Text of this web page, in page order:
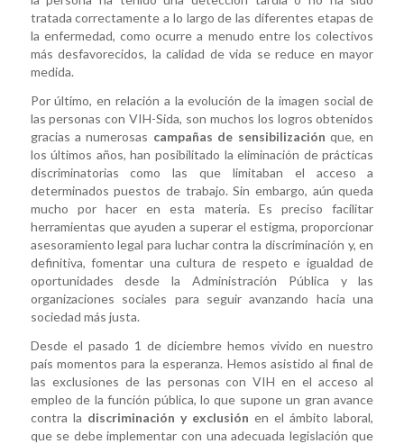
tratada correctamente a lo largo de las diferentes etapas de
la enfermedad, como ocurre a menudo entre los colectivos
más desfavorecidos, la calidad de vida se reduce en mayor
medida.
Por último, en relación a la evolución de la imagen social de
las personas con VIH-Sida, son muchos los logros obtenidos
gracias a numerosas campañas de sensibilización que, en
los últimos años, han posibilitado la eliminación de prácticas
discriminatorias como las que limitaban el acceso a
determinados puestos de trabajo. Sin embargo, aún queda
mucho por hacer en esta materia. Es preciso facilitar
herramientas que ayuden a superar el estigma, proporcionar
asesoramiento legal para luchar contra la discriminación y, en
definitiva, fomentar una cultura de respeto e igualdad de
oportunidades desde la Administración Pública y las
organizaciones sociales para seguir avanzando hacia una
sociedad más justa.
Desde el pasado 1 de diciembre hemos vivido en nuestro
país momentos para la esperanza. Hemos asistido al final de
las exclusiones de las personas con VIH en el acceso al
empleo de la función pública, lo que supone un gran avance
contra la discriminación y exclusión en el ámbito laboral,
que se debe implementar con una adecuada legislación que